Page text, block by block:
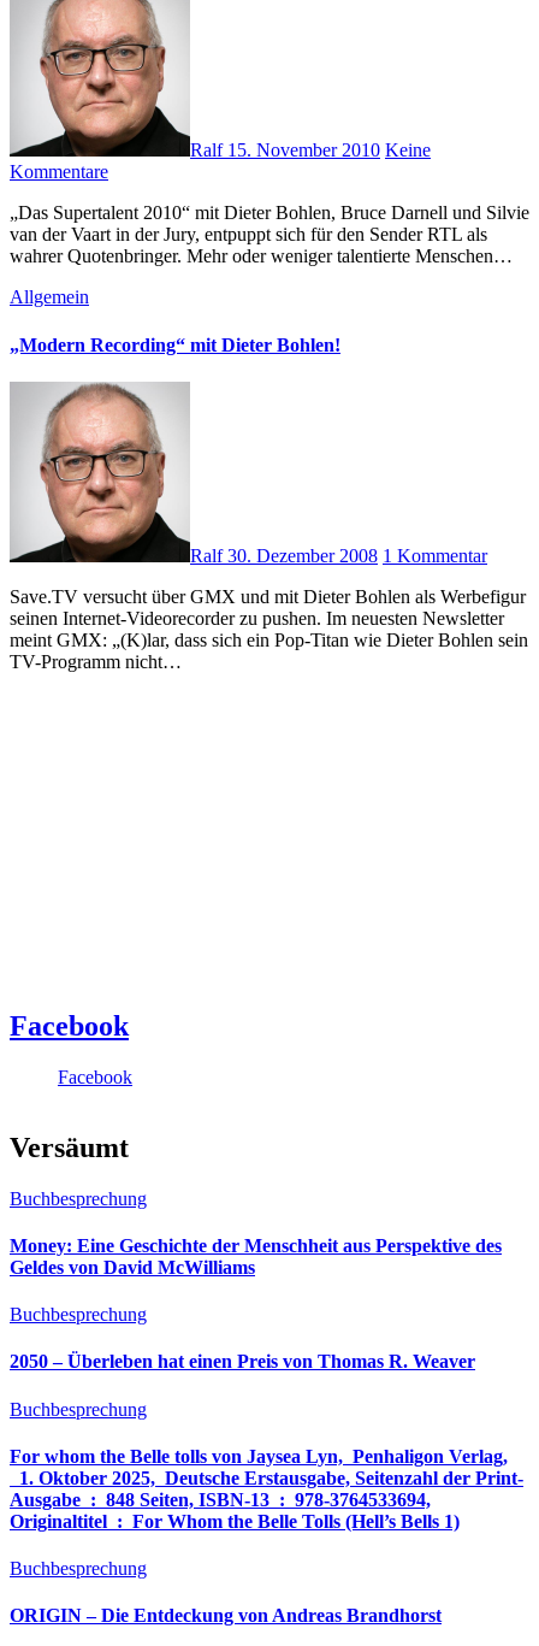
Ralf 15. November 2010 Keine
Kommentare
„Das Supertalent 2010“ mit Dieter Bohlen, Bruce Darnell und Silvie
van der Vaart in der Jury, entpuppt sich für den Sender RTL als
wahrer Quotenbringer. Mehr oder weniger talentierte Menschen…
Allgemein
„Modern Recording“ mit Dieter Bohlen!
Ralf30. Dezember 2008 1 Kommentar
Save.TV versucht über GMX und mit Dieter Bohlen als Werbefigur
seinen Internet-Videorecorder zu pushen. Im neuesten Newsletter
meint GMX: „(K)lar, dass sich ein Pop-Titan wie Dieter Bohlen sein
TV-Programm nicht…
Facebook
Facebook
Versäumt
Buchbesprechung
Money: Eine Geschichte der Menschheit aus Perspektive des
Geldes von David McWilliams
Buchbesprechung
2050 – Überleben hat einen Preis von Thomas R. Weaver
Buchbesprechung
For whom the Belle tolls von Jaysea Lyn, ‎ Penhaligon Verlag,
‎ 1. Oktober 2025, ‎ Deutsche Erstausgabe, Seitenzahl der Print-
Ausgabe ‏ : ‎ 848 Seiten, ISBN-13 ‏ : ‎ 978-3764533694,
Originaltitel ‏ : ‎ For Whom the Belle Tolls (Hell’s Bells 1)
Buchbesprechung
ORIGIN – Die Entdeckung von Andreas Brandhorst